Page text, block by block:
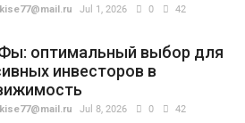
Jul 1, 2026 0 42
оптимальный выбор для
инвесторов в
Jul 8, 2026 0 42